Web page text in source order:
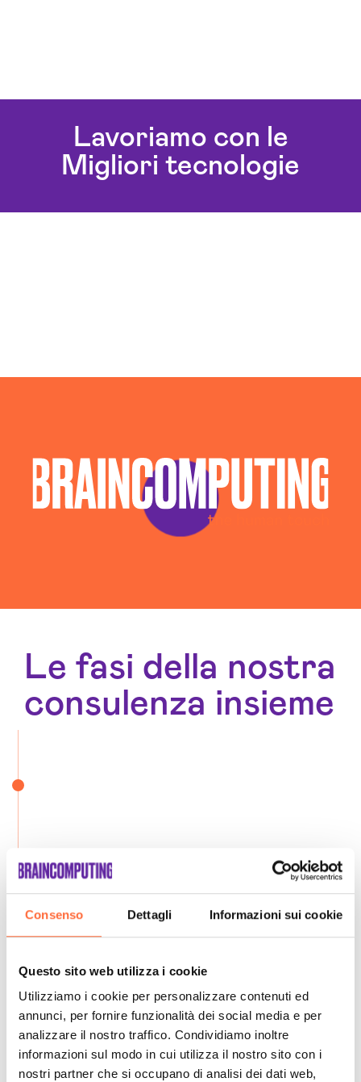
Consenso Dettagli Informazioni sui cookie
Questo sito web utilizza i cookie
Utilizziamo i cookie per personalizzare contenuti ed
annunci, per fornire funzionalità dei social media e per
analizzare il nostro traffico. Condividiamo inoltre
informazioni sul modo in cui utilizza il nostro sito con i
nostri partner che si occupano di analisi dei dati web,
Lavoriamo con le
Migliori tecnologie
Le fasi della nostra
consulenza insieme